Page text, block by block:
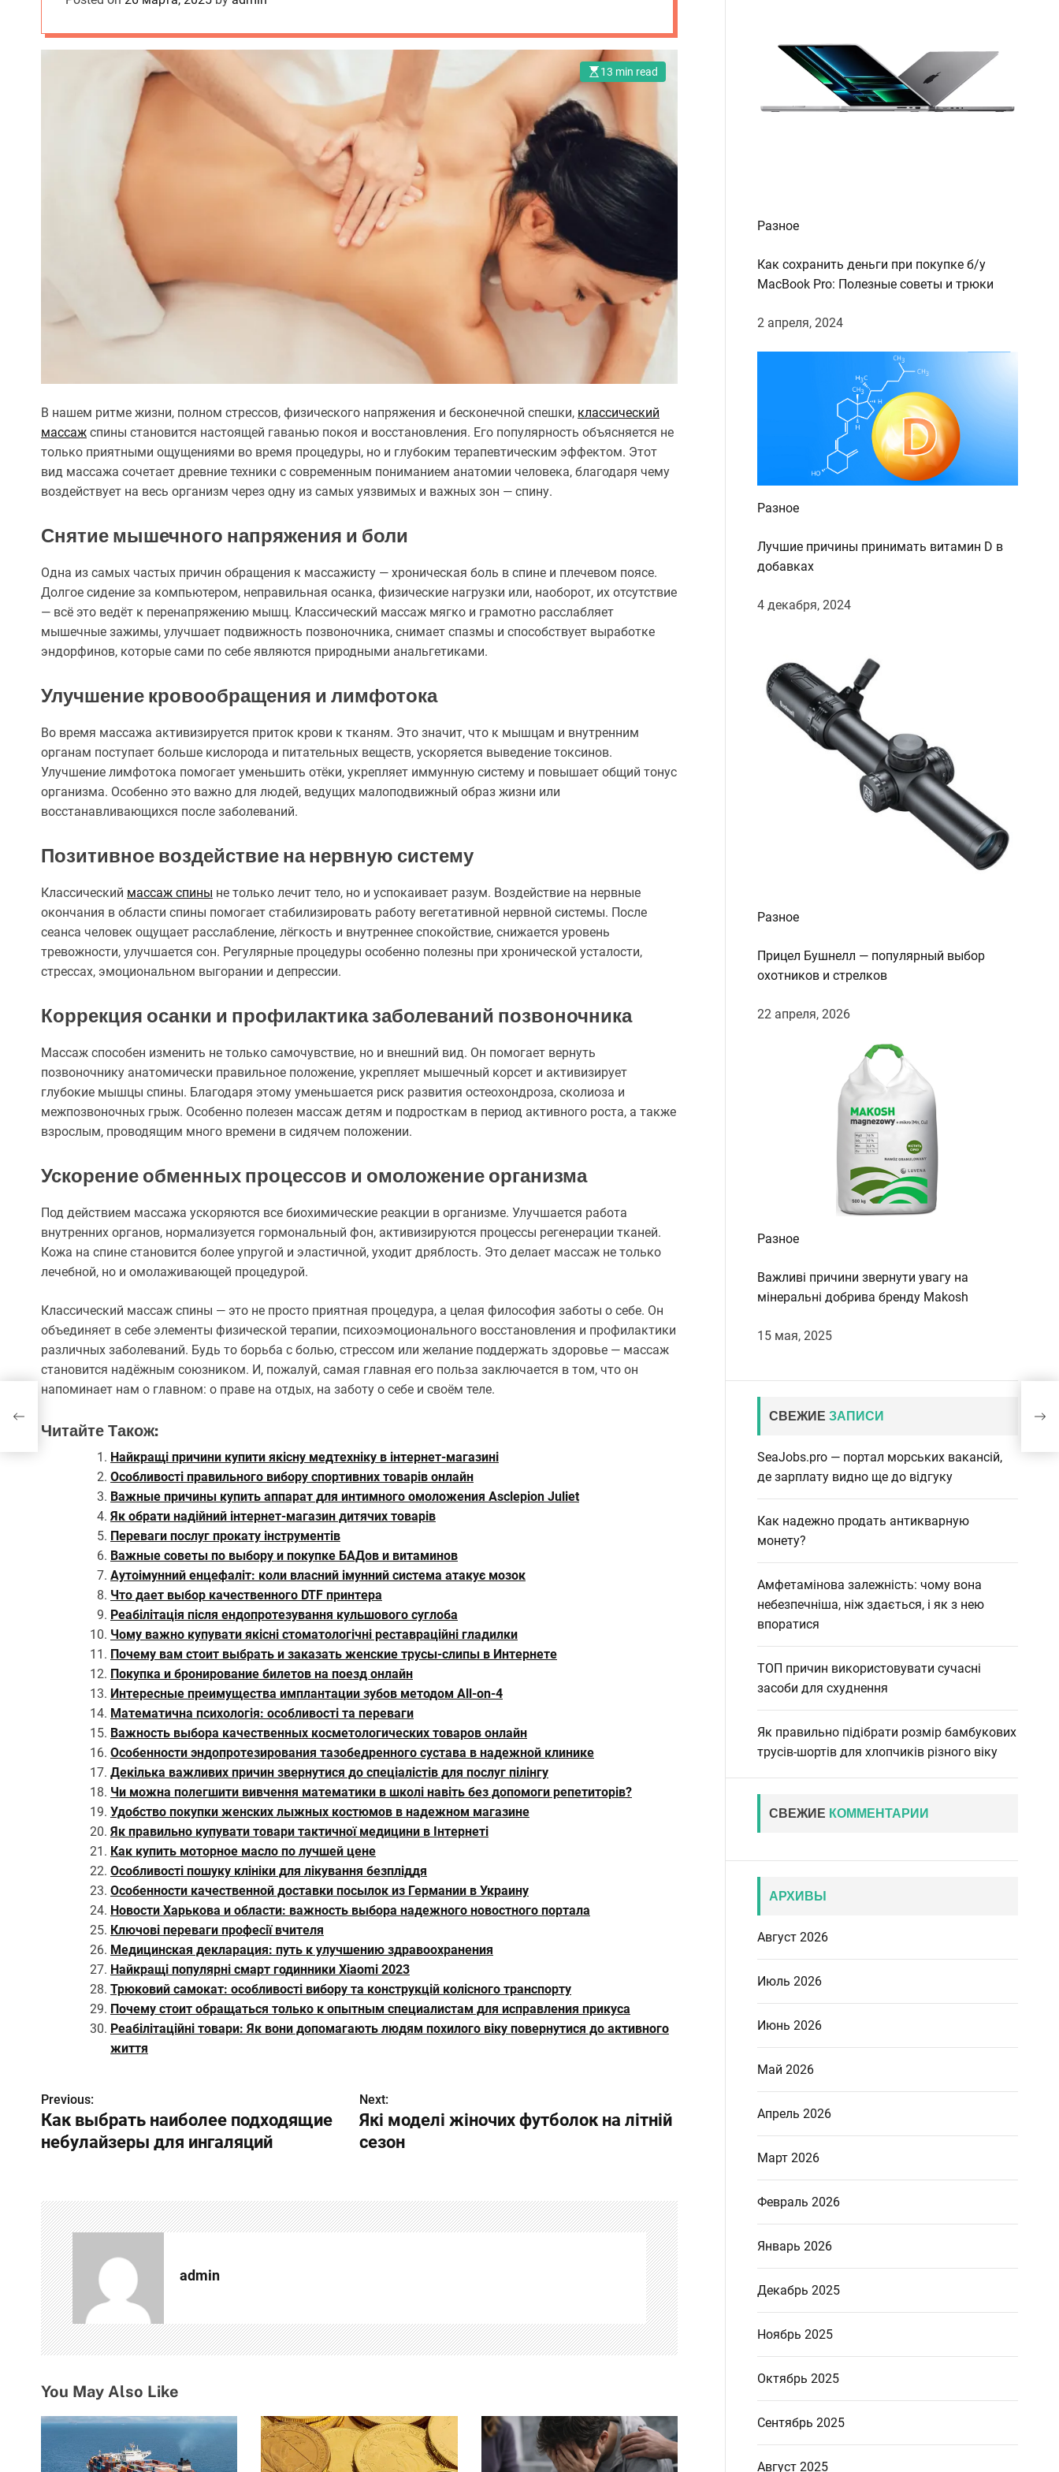
13 min read
В нашем ритме жизни, полном стрессов, физического напряжения и бесконечной спешки, классический
массаж спины становится настоящей гаванью покоя и восстановления. Его популярность объясняется не
только приятными ощущениями во время процедуры, но и глубоким терапевтическим эффектом. Этот
вид массажа сочетает древние техники с современным пониманием анатомии человека, благодаря чему
воздействует на весь организм через одну из самых уязвимых и важных зон — спину.
Снятие мышечного напряжения и боли
Одна из самых частых причин обращения к массажисту — хроническая боль в спине и плечевом поясе.
Долгое сидение за компьютером, неправильная осанка, физические нагрузки или, наоборот, их отсутствие
— всё это ведёт к перенапряжению мышц. Классический массаж мягко и грамотно расслабляет
мышечные зажимы, улучшает подвижность позвоночника, снимает спазмы и способствует выработке
эндорфинов, которые сами по себе являются природными анальгетиками.
Улучшение кровообращения и лимфотока
Во время массажа активизируется приток крови к тканям. Это значит, что к мышцам и внутренним
органам поступает больше кислорода и питательных веществ, ускоряется выведение токсинов.
Улучшение лимфотока помогает уменьшить отёки, укрепляет иммунную систему и повышает общий тонус
организма. Особенно это важно для людей, ведущих малоподвижный образ жизни или
восстанавливающихся после заболеваний.
Позитивное воздействие на нервную систему
Классический массаж спины не только лечит тело, но и успокаивает разум. Воздействие на нервные
окончания в области спины помогает стабилизировать работу вегетативной нервной системы. После
сеанса человек ощущает расслабление, лёгкость и внутреннее спокойствие, снижается уровень
тревожности, улучшается сон. Регулярные процедуры особенно полезны при хронической усталости,
стрессах, эмоциональном выгорании и депрессии.
Коррекция осанки и профилактика заболеваний позвоночника
Массаж способен изменить не только самочувствие, но и внешний вид. Он помогает вернуть
позвоночнику анатомически правильное положение, укрепляет мышечный корсет и активизирует
глубокие мышцы спины. Благодаря этому уменьшается риск развития остеохондроза, сколиоза и
межпозвоночных грыж. Особенно полезен массаж детям и подросткам в период активного роста, а также
взрослым, проводящим много времени в сидячем положении.
Ускорение обменных процессов и омоложение организма
Под действием массажа ускоряются все биохимические реакции в организме. Улучшается работа
внутренних органов, нормализуется гормональный фон, активизируются процессы регенерации тканей.
Кожа на спине становится более упругой и эластичной, уходит дряблость. Это делает массаж не только
лечебной, но и омолаживающей процедурой.
Классический массаж спины — это не просто приятная процедура, а целая философия заботы о себе. Он
объединяет в себе элементы физической терапии, психоэмоционального восстановления и профилактики
различных заболеваний. Будь то борьба с болью, стрессом или желание поддержать здоровье — массаж
становится надёжным союзником. И, пожалуй, самая главная его польза заключается в том, что он
напоминает нам о главном: о праве на отдых, на заботу о себе и своём теле.
Читайте Також:
Найкращі причини купити якісну медтехніку в інтернет-магазині
Особливості правильного вибору спортивних товарів онлайн
Важные причины купить аппарат для интимного омоложения Asclepion Juliet
Як обрати надійний інтернет-магазин дитячих товарів
Переваги послуг прокату інструментів
Важные советы по выбору и покупке БАДов и витаминов
Аутоімунний енцефаліт: коли власний імунний система атакує мозок
Что дает выбор качественного DTF принтера
Реабілітація після ендопротезування кульшового суглоба
Чому важно купувати якісні стоматологічні реставраційні гладилки
Почему вам стоит выбрать и заказать женские трусы-слипы в Интернете
Покупка и бронирование билетов на поезд онлайн
Интересные преимущества имплантации зубов методом All-on-4
Математична психологія: особливості та переваги
Важность выбора качественных косметологических товаров онлайн
Особенности эндопротезирования тазобедренного сустава в надежной клинике
Декілька важливих причин звернутися до спеціалістів для послуг пілінгу
Чи можна полегшити вивчення математики в школі навіть без допомоги репетиторів?
Удобство покупки женских лыжных костюмов в надежном магазине
Як правильно купувати товари тактичної медицини в Інтернеті
Как купить моторное масло по лучшей цене
Особливості пошуку клініки для лікування безпліддя
Особенности качественной доставки посылок из Германии в Украину
Новости Харькова и области: важность выбора надежного новостного портала
Ключові переваги професії вчителя
Медицинская декларация: путь к улучшению здравоохранения
Найкращі популярні смарт годинники Xiaomi 2023
Трюковий самокат: особливості вибору та конструкцій колісного транспорту
Почему стоит обращаться только к опытным специалистам для исправления прикуса
Реабілітаційні товари: Як вони допомагають людям похилого віку повернутися до активного
життя
Н
а
г
а
ц
и
я
о
а
Previous:
Как выбрать наиболее подходящие
небулайзеры для ингаляций
Next:
Які моделі жіночих футболок на літній
сезон
admin
You May Also Like
Разное
Как сохранить деньги при покупке б/у
MacBook Pro: Полезные советы и трюки
2 апреля, 2024
Разное
Лучшие причины принимать витамин D в
добавках
4 декабря, 2024
Разное
Прицел Бушнелл — популярный выбор
охотников и стрелков
22 апреля, 2026
Разное
Важливі причини звернути увагу на
мінеральні добрива бренду Makosh
15 мая, 2025
СВЕЖИЕ ЗАПИСИ
SeaJobs.pro — портал морських вакансій,
де зарплату видно ще до відгуку
Как надежно продать антикварную
монету?
Амфетамінова залежність: чому вона
небезпечніша, ніж здається, і як з нею
впоратися
ТОП причин використовувати сучасні
засоби для схуднення
Як правильно підібрати розмір бамбукових
трусів-шортів для хлопчиків різного віку
СВЕЖИЕ КОММЕНТАРИИ
АРХИВЫ
Август 2026
Июль 2026
Июнь 2026
Май 2026
Апрель 2026
Март 2026
Февраль 2026
Январь 2026
Декабрь 2025
Ноябрь 2025
Октябрь 2025
Сентябрь 2025
Август 2025